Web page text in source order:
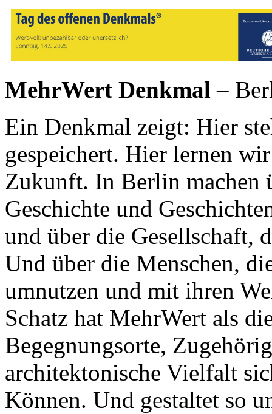
MehrWert Denkmal–
Ein Denkmal zeigt: Hier
gespeichert. Hier lernen
Zukunft. In Berlin machen
Geschichte und
und über die Gesellschaft,
Und über die Menschen,
umnutzen und mit ihren
Schatz hat MehrWert als
Begegnungsorte,
architektonische Vielfalt
Können. Und gestaltet so